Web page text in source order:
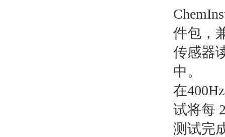
件包，
传感器
中。
在
试将每
测试完